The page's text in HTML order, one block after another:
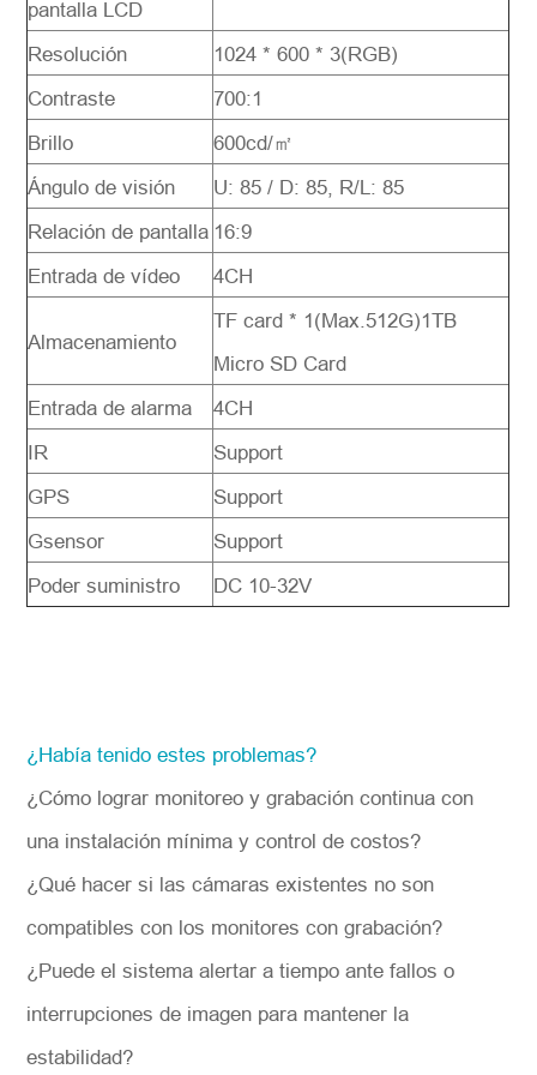
pantalla LCD
Resolución
1024 * 600 * 3(RGB)
Contraste
700:1
Brillo
600cd/㎡
Ángulo de visión
U: 85 / D: 85, R/L: 85
Relación de pantalla 16:9
Entrada de vídeo
4CH
Almacenamiento
TF card * 1(Max.512G)1TB
Micro SD Card
Entrada de alarma
4CH
IR
Support
GPS
Support
Gsensor
Support
Poder suministro
DC 10-32V
¿Había tenido estes problemas?
¿Cómo lograr monitoreo y grabación continua con
una instalación mínima y control de costos?
¿Qué hacer si las cámaras existentes no son
compatibles con los monitores con grabación?
¿Puede el sistema alertar a tiempo ante fallos o
interrupciones de imagen para mantener la
estabilidad?